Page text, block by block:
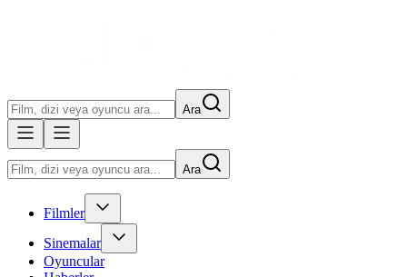
Ara
Ara
Filmler
Sinemalar
Oyuncular